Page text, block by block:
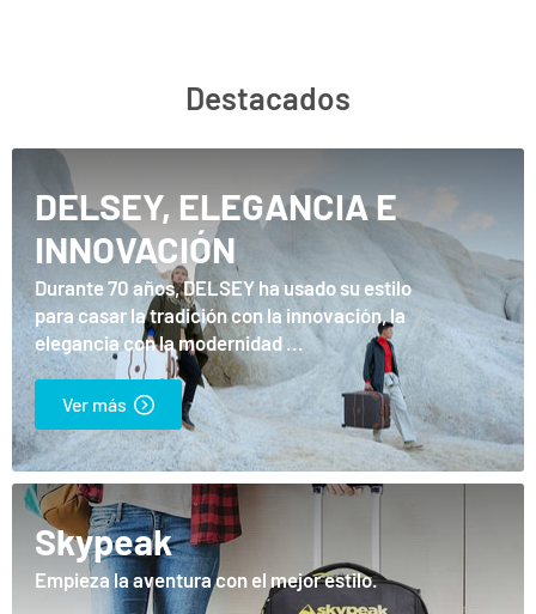
Destacados
DELSEY, ELEGANCIA E
INNOVACIÓN
Durante 70 años, DELSEY ha usado su estilo
para casar la tradición con la innovación, la
elegancia con la modernidad ...
Ver más
Skypeak
Empieza la aventura con el mejor estilo.